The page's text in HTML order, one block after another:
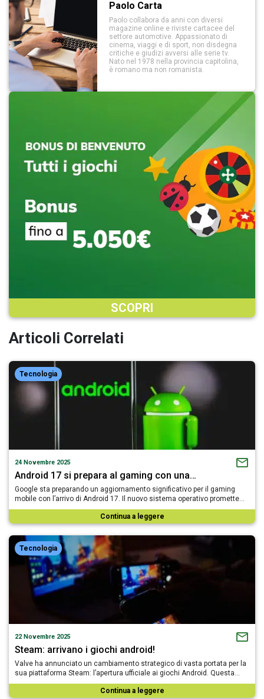
Paolo Carta
Paolo collabora da anni con diversi
magazine online e riviste cartacee del
settore automotive. Appassionato di
cinema, viaggi e di sport, non disdegna
critiche e giudizi avversi alle serie tv.
Nato nel 1978 nella provincia capitolina,
è romano ma non romanista.
SCOPRI
Articoli Correlati
Tecnologia
24 Novembre 2025
Android 17 si prepara al gaming con una…
Google sta preparando un aggiornamento significativo per il gaming
mobile con l’arrivo di Android 17. Il nuovo sistema operativo promette…
Continua a leggere
Tecnologia
22 Novembre 2025
Steam: arrivano i giochi android!
Valve ha annunciato un cambiamento strategico di vasta portata per la
sua piattaforma Steam: l’apertura ufficiale ai giochi Android. Questa…
Continua a leggere